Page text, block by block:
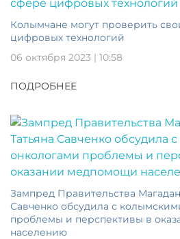
Колымчане могут проверить
цифровых технологий
06 октября 2023 | 10:58
ПОДРОБНЕЕ
Зампред Правительства
Савченко обсудила с
проблемы и перспективы в
населению